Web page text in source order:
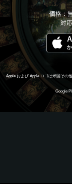
価格：
対
Apple および Apple ロゴは米国その
Google